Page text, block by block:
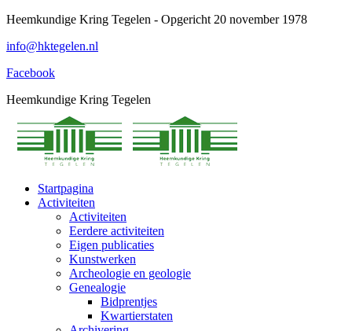
Spring
content
Heemkundige Kring Tegelen - Opgericht 20 november 1978
info@hktegelen.nl
Facebook
Heemkundige Kring Tegelen
Startpagina
Activiteiten
Activiteiten
Eerdere activiteiten
Eigen publicaties
Kunstwerken
Archeologie en geologie
Genealogie
Bidprentjes
Kwartierstaten